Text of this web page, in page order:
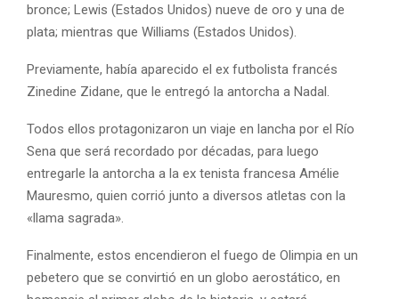
bronce; Lewis (Estados Unidos) nueve de oro y una de
plata; mientras que Williams (Estados Unidos).
Previamente, había aparecido el ex futbolista francés
Zinedine Zidane, que le entregó la antorcha a Nadal.
Todos ellos protagonizaron un viaje en lancha por el Río
Sena que será recordado por décadas, para luego
entregarle la antorcha a la ex tenista francesa Amélie
Mauresmo, quien corrió junto a diversos atletas con la
«llama sagrada».
Finalmente, estos encendieron el fuego de Olimpia en un
pebetero que se convirtió en un globo aerostático, en